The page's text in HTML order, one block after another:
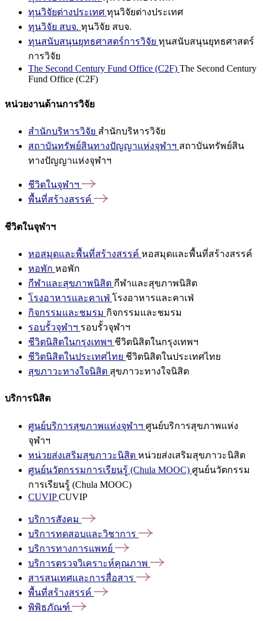
ทุนวิจัยต่างประเทศ ทุนวิจัยต่างประเทศ
ทุนวิจัย สบจ. ทุนวิจัย สบจ.
ทุนสนับสนุนยุทธศาสตร์การวิจัย ทุนสนับสนุนยุทธศาสตร์
การวิจัย
The Second Century Fund Office (C2F) The Second Century
Fund Office (C2F)
หน่วยงานด้านการวิจัย
สำนักบริหารวิจัย สำนักบริหารวิจัย
สถาบันทรัพย์สินทางปัญญาแห่งจุฬาฯ สถาบันทรัพย์สิน
ทางปัญญาแห่งจุฬาฯ
ชีวิตในจุฬาฯ
พื้นที่สร้างสรรค์
ชีวิตในจุฬาฯ
หอสมุดและพื้นที่สร้างสรรค์ หอสมุดและพื้นที่สร้างสรรค์
หอพัก หอพัก
กีฬาและสุขภาพนิสิต กีฬาและสุขภาพนิสิต
โรงอาหารและคาเฟ่ โรงอาหารและคาเฟ่
กิจกรรมและชมรม กิจกรรมและชมรม
รอบรั้วจุฬาฯ รอบรั้วจุฬาฯ
ชีวิตนิสิตในกรุงเทพฯ ชีวิตนิสิตในกรุงเทพฯ
ชีวิตนิสิตในประเทศไทย ชีวิตนิสิตในประเทศไทย
สุขภาวะทางใจนิสิต สุขภาวะทางใจนิสิต
บริการนิสิต
ศูนย์บริการสุขภาพแห่งจุฬาฯ ศูนย์บริการสุขภาพแห่ง
จุฬาฯ
หน่วยส่งเสริมสุขภาวะนิสิต หน่วยส่งเสริมสุขภาวะนิสิต
ศูนย์นวัตกรรมการเรียนรู้ (Chula MOOC) ศูนย์นวัตกรรม
การเรียนรู้ (Chula MOOC)
CUVIPCUVIP
บริการสังคม
บริการทดสอบและวิชาการ
บริการทางการแพทย์
บริการตรวจวิเคราะห์คุณภาพ
สารสนเทศและการสื่อสาร
พื้นที่สร้างสรรค์
พิพิธภัณฑ์